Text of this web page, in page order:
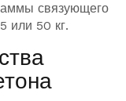
связующего
или 50 кг.